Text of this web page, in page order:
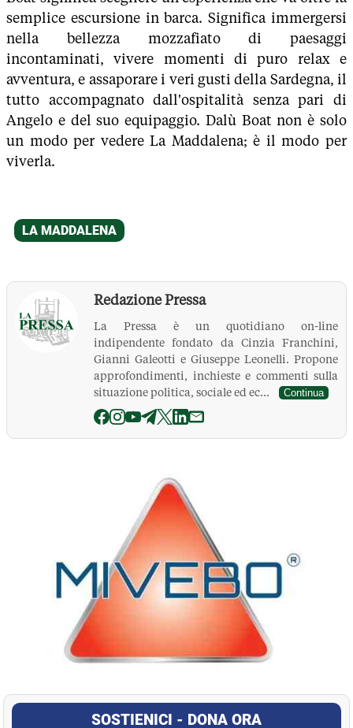
semplice escursione in barca. Significa immergersi
nella bellezza mozzafiato di paesaggi
incontaminati, vivere momenti di puro relax e
avventura, e assaporare i veri gusti della Sardegna, il
tutto accompagnato dall'ospitalità senza pari di
Angelo e del suo equipaggio. Dalù Boat non è solo
un modo per vedere La Maddalena; è il modo per
viverla.
Redazione Pressa
La Pressa è un quotidiano on-line
indipendente fondato da Cinzia Franchini,
Gianni Galeotti e Giuseppe Leonelli. Propone
approfondimenti, inchieste e commenti sulla
situazione politica, sociale ed ec...
Continua
SOSTIENICI - DONA ORA